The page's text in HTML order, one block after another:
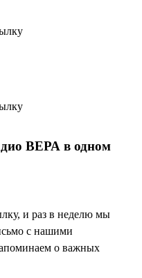
ВЕРА в одном
и раз в неделю мы
с нашими
о важных